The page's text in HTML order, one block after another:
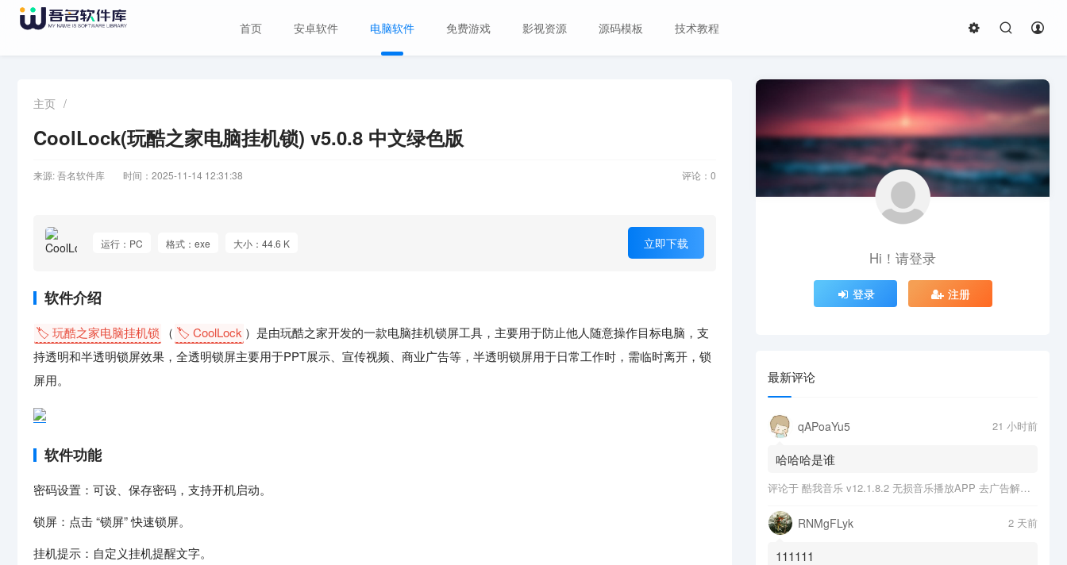
首页 安卓软件 电脑软件 免费游戏 影视资源 源码模板 技术教程
主页 /
CoolLock(玩酷之家电脑挂机锁) v5.0.8 中文绿色版
来源: 吾名软件库 时间：2025-11-14 12:31:38 评论： 0
运行：PC 格式：exe 大小：44.6 K 立即下载
软件介绍
🏷️ 玩酷之家电脑挂机锁 （ 🏷️ CoolLock ）是由玩酷之家开发的一款电脑挂机锁屏工具，主要用于防止他人随意操作目标电脑，支
持透明和半透明锁屏效果，全透明锁屏主要用于PPT展示、宣传视频、商业广告等，半透明锁屏用于日常工作时，需临时离开，锁
屏用。
软件功能
密码设置：可设、保存密码，支持开机启动。
锁屏：点击 “锁屏” 快速锁屏。
挂机提示：自定义挂机提醒文字。
Hi！请登录
登录 注册
最新评论
qAPoaYu5 21 小时前
哈哈哈是谁
评论于 酷我音乐 v12.1.8.2 无损音乐播放APP 去广告解锁会员版
RNMgFLyk 2 天前
111111